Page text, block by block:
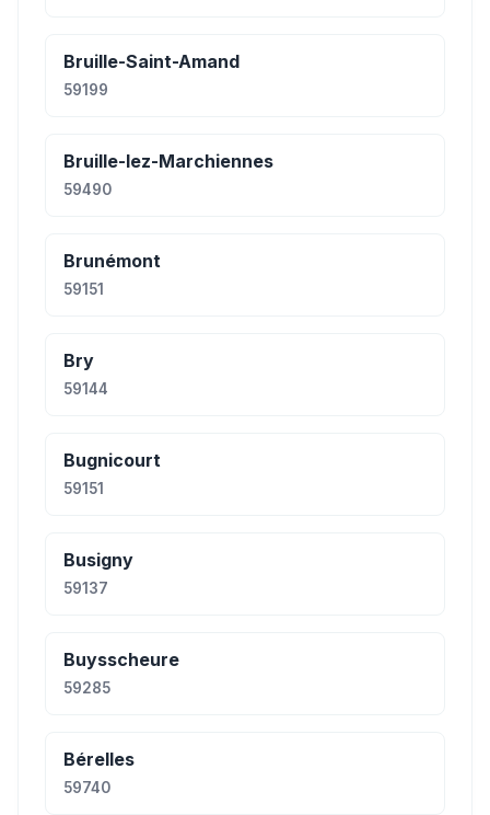
Bruille-Saint-Amand
59199
Bruille-lez-Marchiennes
59490
Brunémont
59151
Bry
59144
Bugnicourt
59151
Busigny
59137
Buysscheure
59285
Bérelles
59740